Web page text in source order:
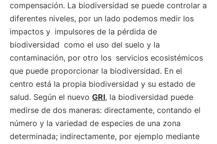
compensación. La biodiversidad se puede controlar a
diferentes niveles, por un lado podemos medir los
impactos y impulsores de la pérdida de
biodiversidad como el uso del suelo y la
contaminación, por otro los servicios ecosistémicos
que puede proporcionar la biodiversidad. En el
centro está la propia biodiversidad y su estado de
salud. Según el nuevo GRI, la biodiversidad puede
medirse de dos maneras: directamente, contando el
número y la variedad de especies de una zona
determinada; indirectamente, por ejemplo mediante